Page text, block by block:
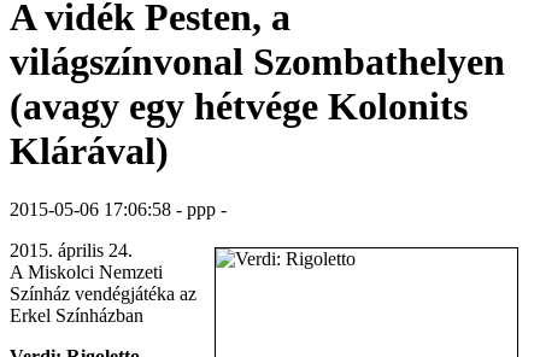
A vidék Pesten, a
világszínvonal Szombathelyen
(avagy egy hétvége Kolonits
Klárával)
2015-05-06 17:06:58 - ppp -
2015. április 24.
A Miskolci Nemzeti
Színház vendégjátéka az
Erkel Színházban